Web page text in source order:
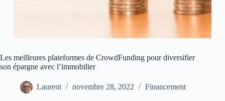
Les meilleures plateformes de CrowdFunding pour diversifier
son épargne avec l’immobilier
Laurent novembre 28, 2022 Financement